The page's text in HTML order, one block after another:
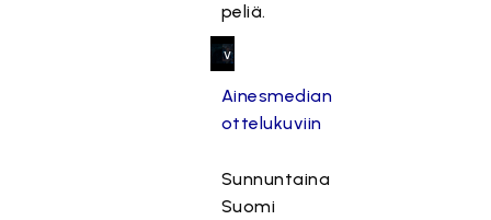
peliä.
v
a
t
m
a
Ainesmedian
ottelukuviin
Sunnuntaina
Suomi